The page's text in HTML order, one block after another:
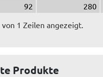
92
280
1 Zeilen angezeigt.
Produkte